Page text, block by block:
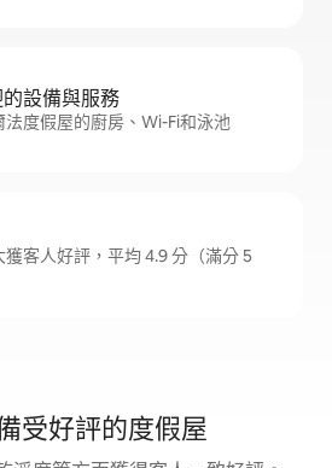
設備與服務
度假屋的廚房、Wi-Fi和泳池
客人好評，平均 4.9 分（滿分 5
受好評的度假屋